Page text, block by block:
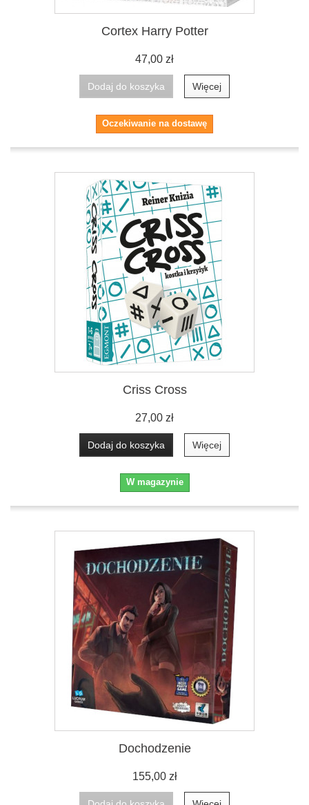
Cortex Harry Potter
47,00 zł
Dodaj do koszyka Więcej
Oczekiwanie na dostawę
Criss Cross
27,00 zł
Dodaj do koszyka Więcej
W magazynie
Dochodzenie
155,00 zł